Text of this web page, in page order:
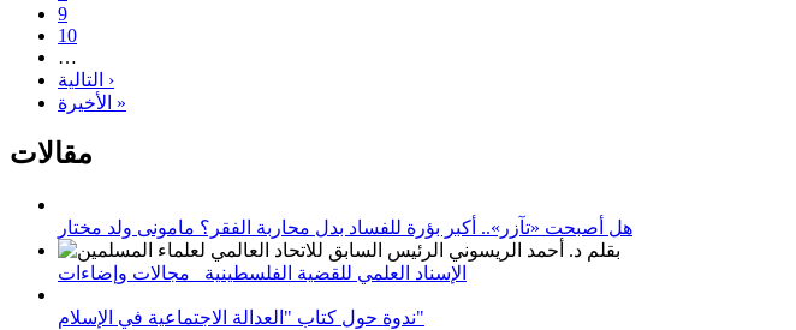
9
10
…
التالية ›
الأخيرة »
مقالات
هل أصبحت «تآزر».. أكبر بؤرة للفساد بدل محاربة الفقر؟ مامونى ولد مختار
الإسناد العلمي للقضية الفلسطينية_ مجالات وإضاءات
ندوة حول كتاب "العدالة الاجتماعية في الإسلام"